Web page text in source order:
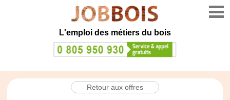
L'emploi des métiers du bois
Retour aux offres